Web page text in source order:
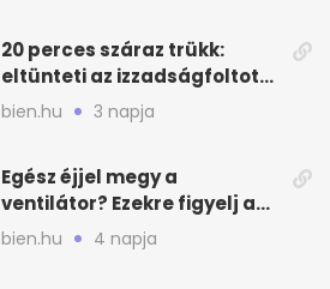
20 perces száraz trükk:
eltünteti az izzadságfoltot
és a szagot a matracról
bien.hu 3 napja
Egész éjjel megy a
ventilátor? Ezekre figyelj a
hőségben alvásnál
bien.hu 4 napja